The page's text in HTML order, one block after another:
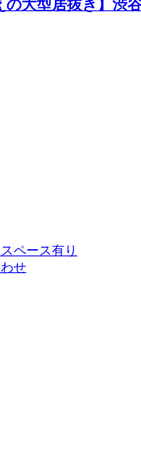
の大型居抜き】渋
ペース有り
せ